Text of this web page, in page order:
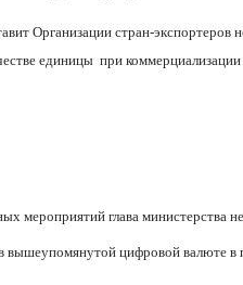
Организации стран-
единицы при
мероприятий глава министерства
вышеупомянутой цифровой валюте в